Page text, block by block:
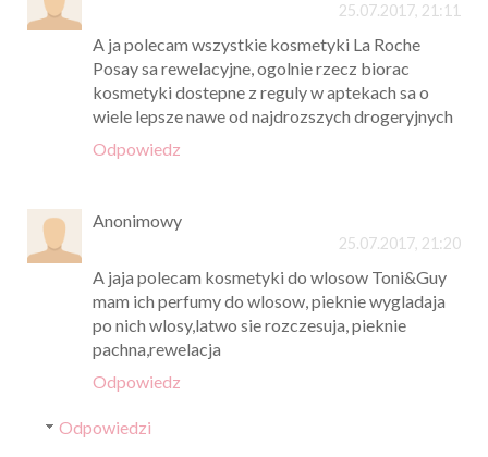
25.07.2017, 21:11
A ja polecam wszystkie kosmetyki La Roche
Posay sa rewelacyjne, ogolnie rzecz biorac
kosmetyki dostepne z reguly w aptekach sa o
wiele lepsze nawe od najdrozszych drogeryjnych
Odpowiedz
Anonimowy
25.07.2017, 21:20
A jaja polecam kosmetyki do wlosow Toni&Guy
mam ich perfumy do wlosow, pieknie wygladaja
po nich wlosy,latwo sie rozczesuja, pieknie
pachna,rewelacja
Odpowiedz
Odpowiedzi